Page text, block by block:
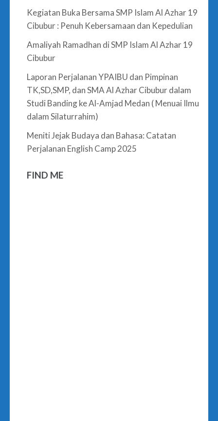
Kegiatan Buka Bersama SMP Islam Al Azhar 19
Cibubur : Penuh Kebersamaan dan Kepedulian
Amaliyah Ramadhan di SMP Islam Al Azhar 19
Cibubur
Laporan Perjalanan YPAIBU dan Pimpinan
TK,SD,SMP, dan SMA Al Azhar Cibubur dalam
Studi Banding ke Al-Amjad Medan ( Menuai Ilmu
dalam Silaturrahim)
Meniti Jejak Budaya dan Bahasa: Catatan
Perjalanan English Camp 2025
FIND ME